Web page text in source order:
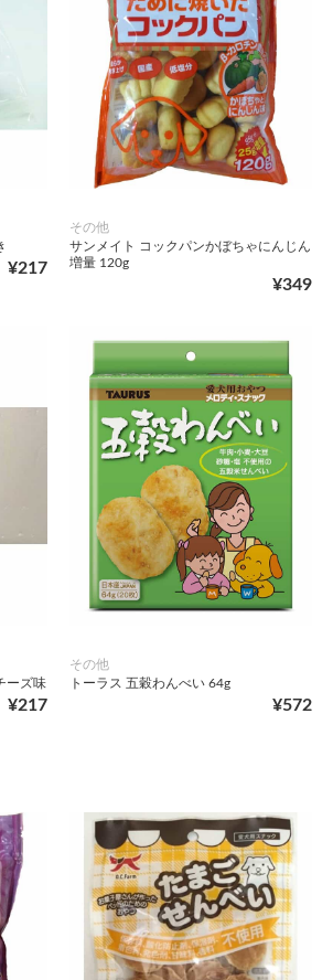
¥217
その他
サンメイト コックパンかぼちゃにんじん
増量 120g
¥349
ーズ味
¥217
その他
トーラス 五穀わんべい 64g
¥572